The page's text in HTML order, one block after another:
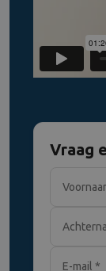
Vraag